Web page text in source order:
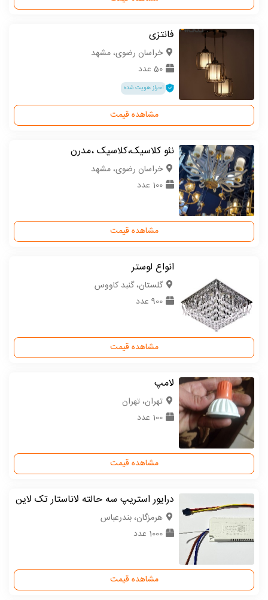
فانتزی
خراسان رضوی، مشهد
50 عدد
احراز هویت شده
مشاهده قیمت
نئو کلاسیک،کلاسیک ،مدرن
خراسان رضوی، مشهد
100 عدد
مشاهده قیمت
انواع لوستر
گلستان، گنبد کاووس
900 عدد
مشاهده قیمت
لامپ
تهران، تهران
100 عدد
مشاهده قیمت
درایور استریپ سه حالته لاناستار تک لاین
هرمزگان، بندرعباس
1000 عدد
مشاهده قیمت